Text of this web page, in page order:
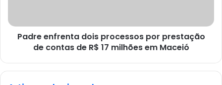
Padre enfrenta dois processos por prestação
de contas de R$ 17 milhões em Maceió